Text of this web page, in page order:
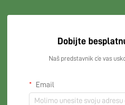
Dobijte
Naš predstavnik će vas
Email